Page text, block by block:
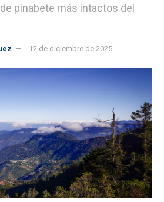
pinabete más intactos del
12 de diciembre de 2025